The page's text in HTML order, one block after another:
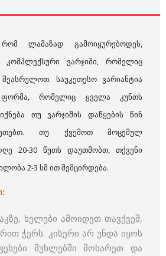
ლამაზად გამოიყურებოდეს,
კომპლექსური ვარჯიში, რომელიც
საუკეთესო ვარიანტია
ფორმა, რომელიც ყველა კუნთს
თუ ვარჯიშის დაწყების წინ
თუ ქვემოთ მოცემულ
20-30 წუთს დაუთმობთ, თქვენი
2-3 სმ ით შემცირდება.
ხელები ამოიდეთ თავქვეშ,
ჭერს. კისერი არ უნდა იყოს
მუხლებში მოხარეთ და